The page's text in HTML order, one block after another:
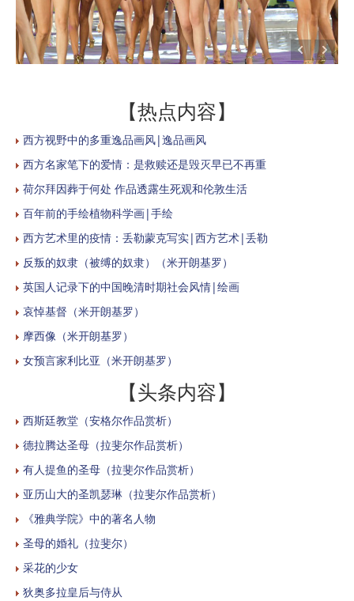
【热点内容】
西方视野中的多重逸品画风|逸品画风
西方名家笔下的爱情：是救赎还是毁灭早已不再重
荷尔拜因葬于何处 作品透露生死观和伦敦生活
百年前的手绘植物科学画|手绘
西方艺术里的疫情：丢勒蒙克写实|西方艺术|丢勒
反叛的奴隶（被缚的奴隶）（米开朗基罗）
英国人记录下的中国晚清时期社会风情|绘画
哀悼基督（米开朗基罗）
摩西像（米开朗基罗）
女预言家利比亚（米开朗基罗）
【头条内容】
西斯廷教堂（安格尔作品赏析）
德拉腾达圣母（拉斐尔作品赏析）
有人提鱼的圣母（拉斐尔作品赏析）
亚历山大的圣凯瑟琳（拉斐尔作品赏析）
《雅典学院》中的著名人物
圣母的婚礼（拉斐尔）
采花的少女
狄奥多拉皇后与侍从